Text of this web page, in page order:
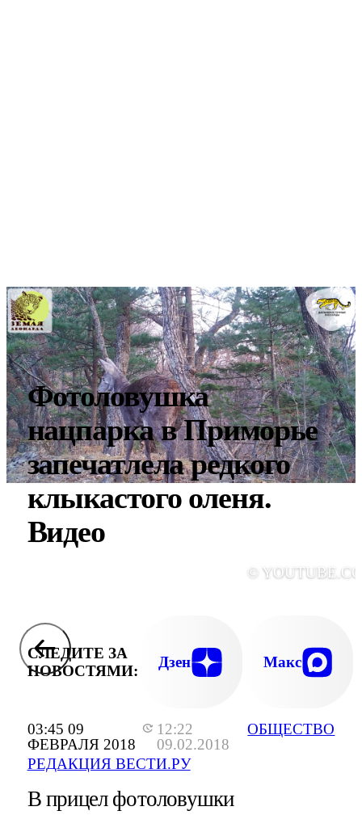
03:45 09
ФЕВРАЛЯ 2018
12:22
09.02.2018
РЕДАКЦИЯ ВЕСТИ.РУ
ОБЩЕСТВО
Фотоловушка
нацпарка в Приморье
запечатлела редкого
клыкастого оленя.
Видео
©
СЛЕДИТЕ ЗА
НОВОСТЯМИ:
Дзен Макс
В прицел фотоловушки